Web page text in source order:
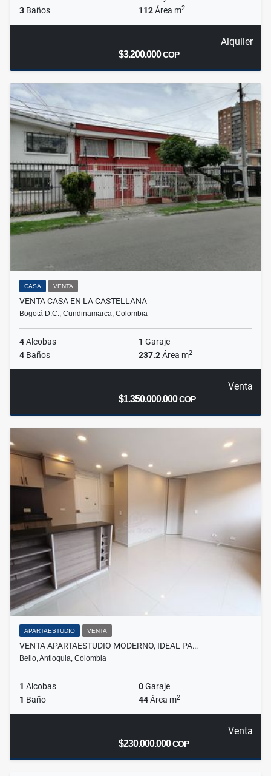
3 Baños 112Área m2
Alquiler
$3.200.000COP
CASA VENTA
VENTA CASA EN LA CASTELLANA
Bogotá D.C., Cundinamarca, Colombia
4Alcobas 1 Garaje
4 Baños 237.2Área m2
Venta
$1.350.000.000COP
APARTAESTUDIO VENTA
VENTA APARTAESTUDIO MODERNO, IDEAL PA…
Bello, Antioquia, Colombia
1 Alcobas 0Garaje
1 Baño 44Área m2
Venta
$230.000.000COP